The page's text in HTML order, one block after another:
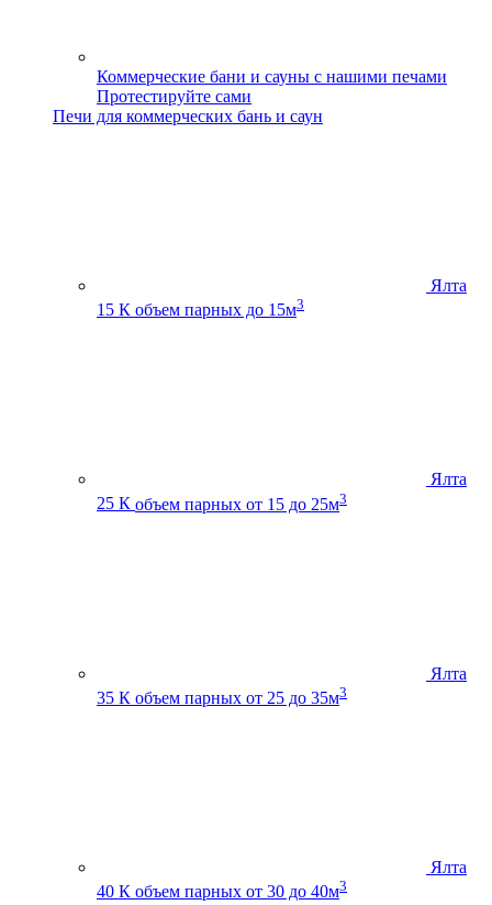
Коммерческие бани и сауны с нашими печами
Протестируйте сами
Печи для коммерческих бань и саун
Ялта
15 К объем парных до 15м3
Ялта
25 К объем парных от 15 до 25м3
Ялта
35 К объем парных от 25 до 35м3
Ялта
40 К объем парных от 30 до 40м3